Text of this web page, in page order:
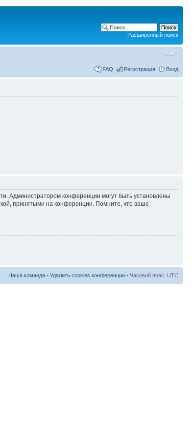
Расширенный поиск
FAQ Регистрация Вход
Администратором конференции могут быть установлены
принятыми на конференции. Помните, что ваше
Наша команда • Удалить cookies конференции • Часовой пояс: UTC